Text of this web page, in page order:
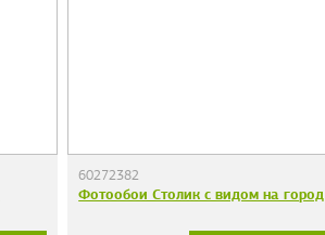
60272382
Фотообои Столик с видом на город